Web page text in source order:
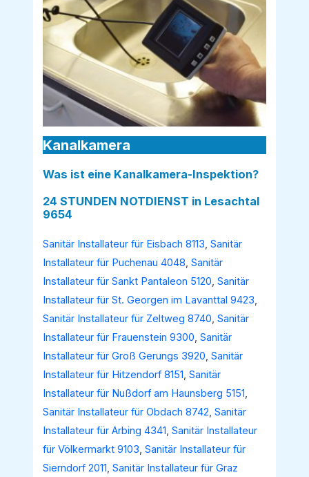
Kanalkamera
Was ist eine Kanalkamera-Inspektion?
24 STUNDEN NOTDIENST in Lesachtal
9654
Sanitär Installateur für Eisbach 8113,Sanitär
Installateur für Puchenau 4048,Sanitär
Installateur für Sankt Pantaleon 5120,Sanitär
Installateur für St. Georgen im Lavanttal 9423,
Sanitär Installateur für Zeltweg 8740,Sanitär
Installateur für Frauenstein 9300,Sanitär
Installateur für Groß Gerungs 3920,Sanitär
Installateur für Hitzendorf 8151,Sanitär
Installateur für Nußdorf am Haunsberg 5151,
Sanitär Installateur für Obdach 8742,Sanitär
Installateur für Arbing 4341,Sanitär Installateur
für Völkermarkt 9103,Sanitär Installateur für
Sierndorf 2011,Sanitär Installateur für Graz